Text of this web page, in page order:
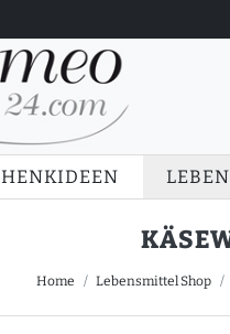
Home Lebensmittel Shop